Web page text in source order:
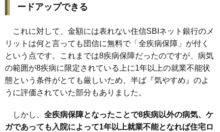
ードアップできる
これに対して、金額には表れない住信SBIネット銀行のメ
リットは何と言っても団信に無料で「全疾病保障」が付く
という点です。これまでは8疾病保障だったのですが、病気
の範囲が8疾病に限定されている上に1年以上の就業不能状
態という条件がとても厳しいため、半ば『気やすめ』のよ
うに評価されていた部分もありました。
しかし、 全疾病保障となったことで8疾病以外の病気、ケ
ガであっても入院によって1年以上就業不能となれば住宅ロ